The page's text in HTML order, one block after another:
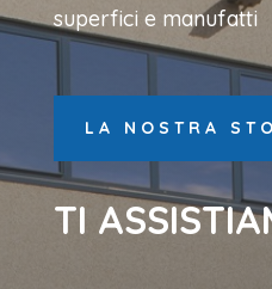
superfici e manufatti
LA NOSTRA
TI